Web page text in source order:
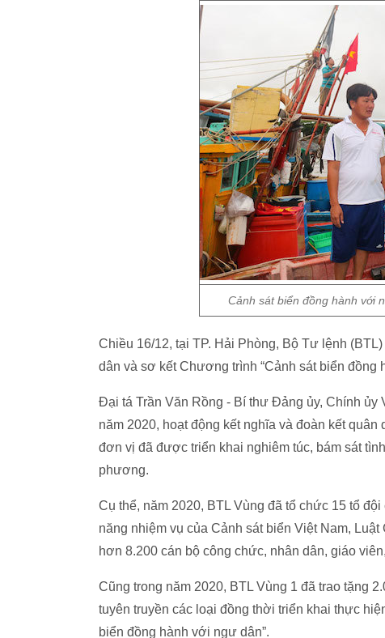
Cảnh sát biển đồng hành với
Chiều 16/12, tại TP. Hải Phòng, Bộ Tư lệnh
dân và sơ kết Chương trình “Cảnh sát biển đồng
Đại tá Trần Văn Rồng - Bí thư Đảng ủy, Chính
năm 2020, hoạt động kết nghĩa và đoàn kết
đơn vị đã được triển khai nghiêm túc, bám sát
phương.
Cụ thể, năm 2020, BTL Vùng đã tổ chức 15 tổ
năng nhiệm vụ của Cảnh sát biển Việt Nam,
hơn 8.200 cán bộ công chức, nhân dân, giáo
Cũng trong năm 2020, BTL Vùng 1 đã trao tặng
tuyên truyền các loại đồng thời triển khai thực
biển đồng hành với ngư dân”.